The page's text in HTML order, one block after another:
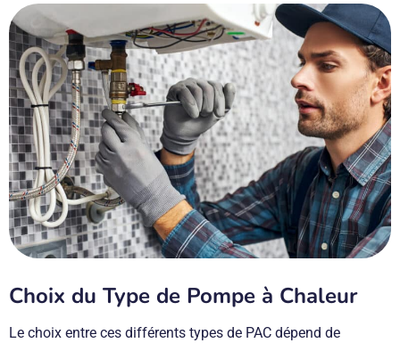
Choix du Type de Pompe à Chaleur
Le choix entre ces différents types de PAC dépend de